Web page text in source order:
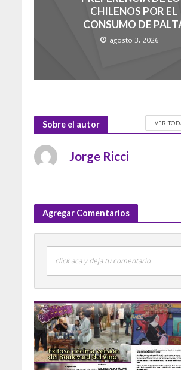
CHILENOS POR EL
CONSUMO DE
agosto 3, 2026
Sobre el autor VER
Jorge Ricci
Agregar Comentarios
click aca y deja tu comentario